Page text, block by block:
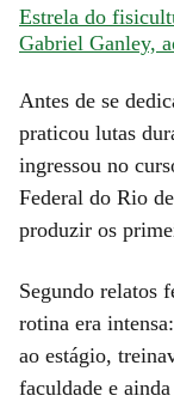
Estrela do
Gabriel Ganley,
Antes de se
praticou lutas
ingressou no
Federal do Rio
produzir os
Segundo relatos
rotina era
ao estágio,
faculdade e